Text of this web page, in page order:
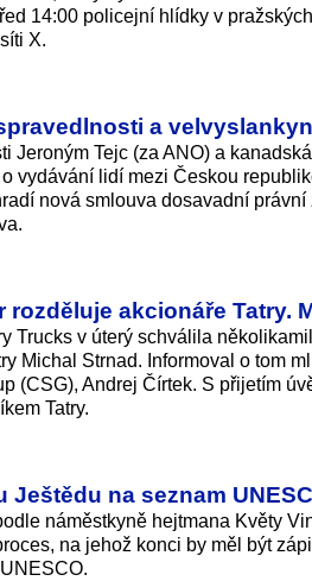
14:00 policejní hlídky v
X.
a
Jeroným Tejc (za ANO) a
vydávání lidí mezi Českou
nová smlouva dosavadní
rozděluje akcionáře Tatry.
Trucks v úterý schválila
Michal Strnad. Informoval o tom
(CSG), Andrej Čírtek. S přijetím
Tatry.
Ještědu na seznam
náměstkyně hejtmana Květy
na jehož konci by měl být